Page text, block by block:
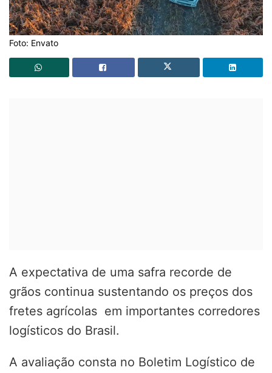
Foto: Envato
A expectativa de uma safra recorde de
grãos continua sustentando os preços dos
fretes agrícolas em importantes corredores
logísticos do Brasil.
A avaliação consta no Boletim Logístico de